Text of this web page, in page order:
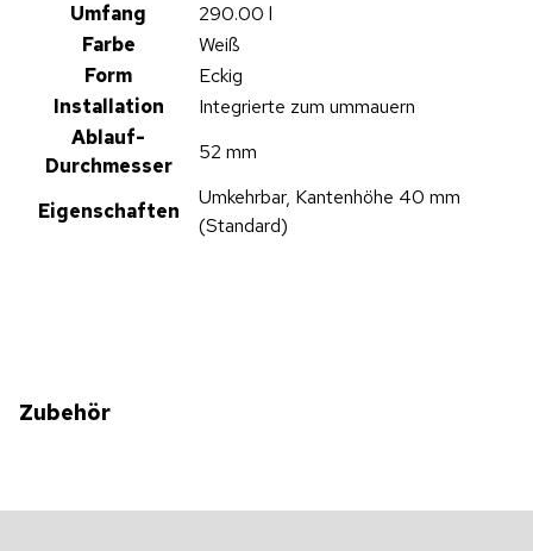
Umfang
290.00 l
Farbe
Weiß
Form
Eckig
Installation
Integrierte zum ummauern
Ablauf-
Durchmesser
52 mm
Eigenschaften
Umkehrbar, Kantenhöhe 40 mm
(Standard)
Zubehör